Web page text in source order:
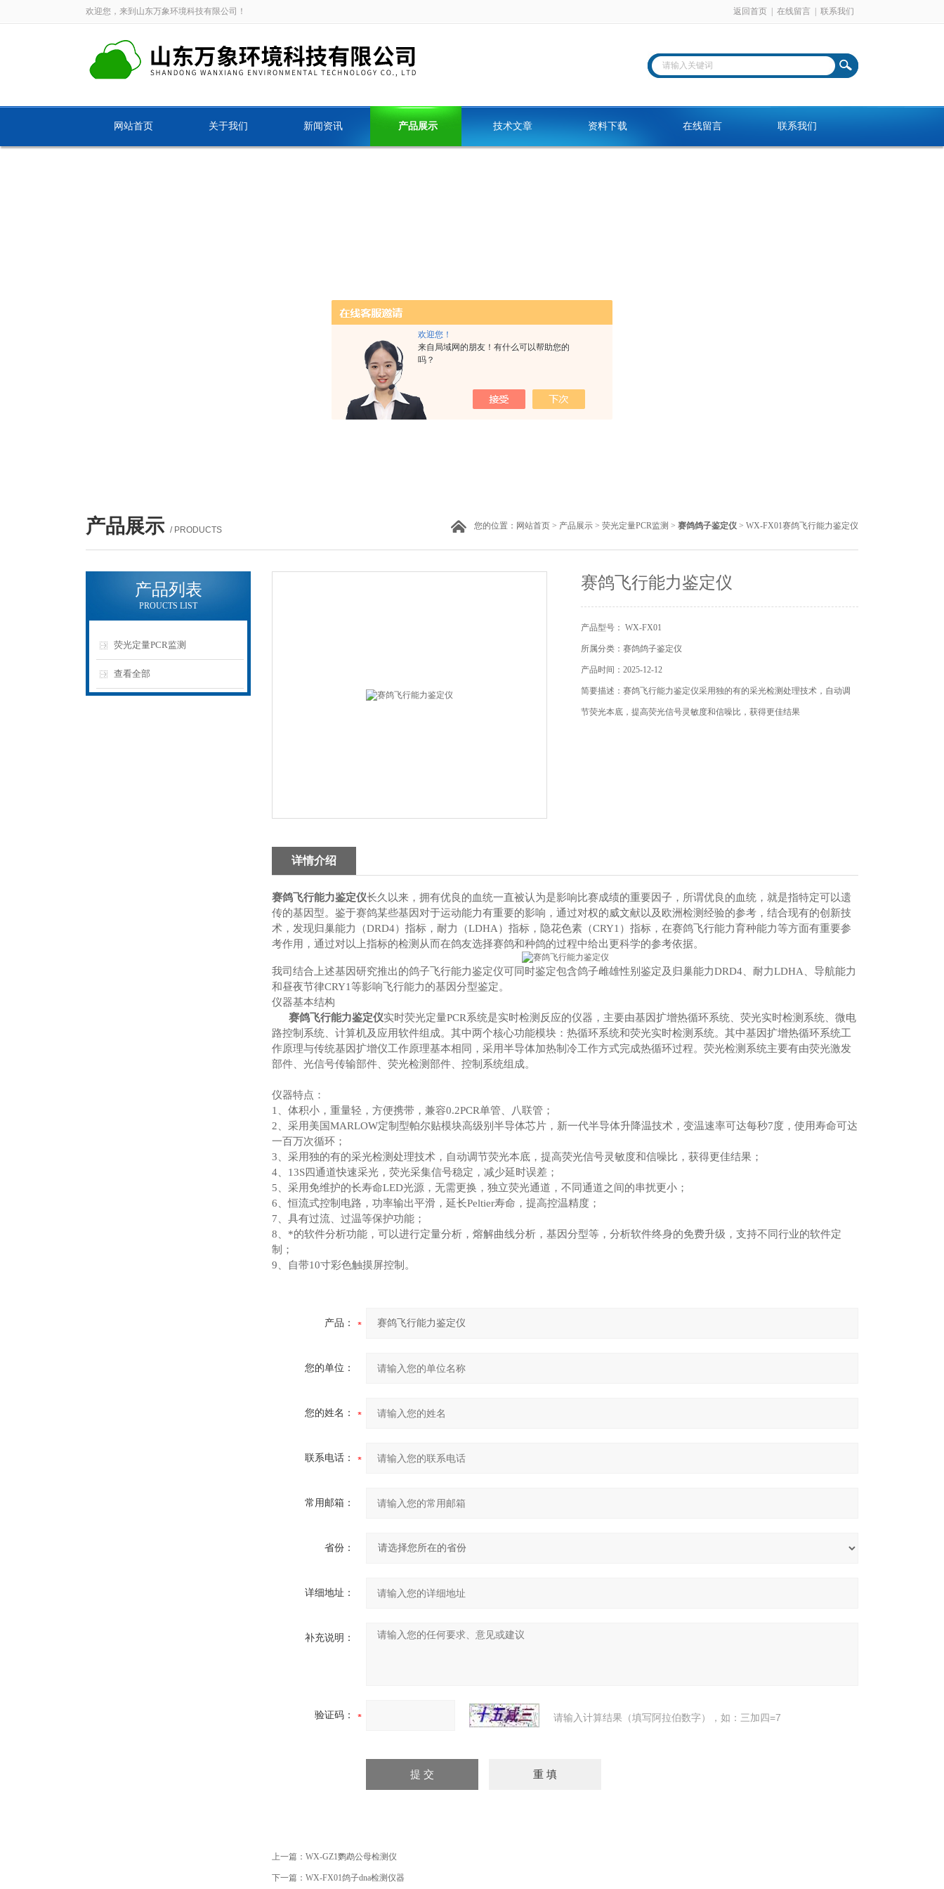
欢迎您！
来自局域网的朋友！有什么可以帮助您的
吗？
欢迎您，来到山东万象环境科技有限公司！ 返回首页 在线留言 联系我们
网站首页 关于我们 新闻资讯 产品展示 技术文章 资料下载 在线留言 联系我们
产品展示 / PRODUCTS 您的位置： 网站首页 > 产品展示 > 荧光定量PCR监测 > 赛鸽鸽子鉴定仪 > WX-FX01赛鸽飞行能力鉴定仪
产品列表
PROUCTS LIST
荧光定量PCR监测
查看全部
赛鸽飞行能力鉴定仪
产品型号： WX-FX01
所属分类：赛鸽鸽子鉴定仪
产品时间：2025-12-12
简要描述：赛鸽飞行能力鉴定仪采用独的有的采光检测处理技术，自动调
节荧光本底，提高荧光信号灵敏度和信噪比，获得更佳结果
详情介绍
赛鸽飞行能力鉴定仪长久以来，拥有优良的血统一直被认为是影响比赛成绩的重要因子，所谓优良的血统，就是指特定可以遗
传的基因型。鉴于赛鸽某些基因对于运动能力有重要的影响，通过对权的威文献以及欧洲检测经验的参考，结合现有的创新技
术，发现归巢能力（DRD4）指标，耐力（LDHA）指标，隐花色素（CRY1）指标，在赛鸽飞行能力育种能力等方面有重要参
考作用，通过对以上指标的检测从而在鸽友选择赛鸽和种鸽的过程中给出更科学的参考依据。
我司结合上述基因研究推出的鸽子飞行能力鉴定仪可同时鉴定包含鸽子雌雄性别鉴定及归巢能力DRD4、耐力LDHA、导航能力
和昼夜节律CRY1等影响飞行能力的基因分型鉴定。
仪器基本结构
赛鸽飞行能力鉴定仪实时荧光定量PCR系统是实时检测反应的仪器，主要由基因扩增热循环系统、荧光实时检测系统、微电
路控制系统、计算机及应用软件组成。其中两个核心功能模块：热循环系统和荧光实时检测系统。其中基因扩增热循环系统工
作原理与传统基因扩增仪工作原理基本相同，采用半导体加热制冷工作方式完成热循环过程。荧光检测系统主要有由荧光激发
部件、光信号传输部件、荧光检测部件、控制系统组成。
仪器特点：
1、体积小，重量轻，方便携带，兼容0.2PCR单管、八联管；
2、采用美国MARLOW定制型帕尔贴模块高级别半导体芯片，新一代半导体升降温技术，变温速率可达每秒7度，使用寿命可达
一百万次循环；
3、采用独的有的采光检测处理技术，自动调节荧光本底，提高荧光信号灵敏度和信噪比，获得更佳结果；
4、13S四通道快速采光，荧光采集信号稳定，减少延时误差；
5、采用免维护的长寿命LED光源，无需更换，独立荧光通道，不同通道之间的串扰更小；
6、恒流式控制电路，功率输出平滑，延长Peltier寿命，提高控温精度；
7、具有过流、过温等保护功能；
8、*的软件分析功能，可以进行定量分析，熔解曲线分析，基因分型等，分析软件终身的免费升级，支持不同行业的软件定
制；
9、自带10寸彩色触摸屏控制。
产品：
您的单位：
您的姓名：
联系电话：
常用邮箱：
省份：
详细地址：
补充说明：
验证码： 请输入计算结果（填写阿拉伯数字），如：三加四=7
上一篇： WX-GZ1鹦鹉公母检测仪
下一篇： WX-FX01鸽子dna检测仪器